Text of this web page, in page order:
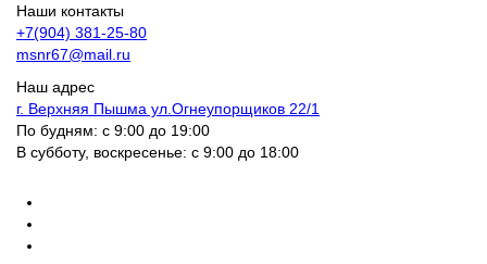
Наши контакты
+7(904) 381-25-80
msnr67@mail.ru
Наш адрес
г. Верхняя Пышма ул.Огнеупорщиков 22/1
По будням: с 9:00 до 19:00
В субботу, воскресенье: с 9:00 до 18:00